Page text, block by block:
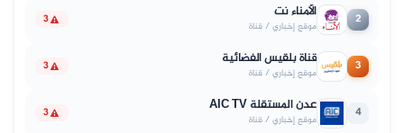
2 الأمناء نت
موقع إخباري / قناة 3
3 قناة بلقيس الفضائية
موقع إخباري / قناة 3
4 عدن المستقلة AIC TV
موقع إخباري / قناة 3